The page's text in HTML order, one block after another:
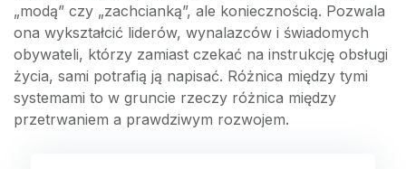
„modą” czy „zachcianką”, ale koniecznością. Pozwala
ona wykształcić liderów, wynalazców i świadomych
obywateli, którzy zamiast czekać na instrukcję obsługi
życia, sami potrafią ją napisać. Różnica między tymi
systemami to w gruncie rzeczy różnica między
przetrwaniem a prawdziwym rozwojem.